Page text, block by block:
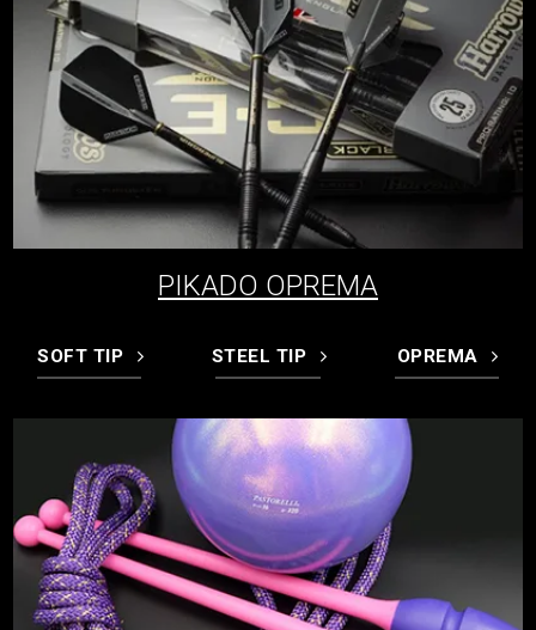
PIKADO OPREMA
SOFT TIP STEEL TIP OPREMA